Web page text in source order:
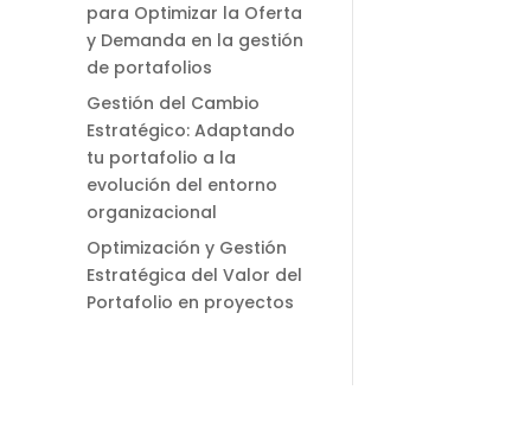
para Optimizar la Oferta
y Demanda en la gestión
de portafolios
Gestión del Cambio
Estratégico: Adaptando
tu portafolio a la
evolución del entorno
organizacional
Optimización y Gestión
Estratégica del Valor del
Portafolio en proyectos